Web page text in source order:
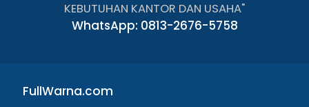
KEBUTUHAN KANTOR DAN USAHA"
WhatsApp: 0813-2676-5758
FullWarna.com